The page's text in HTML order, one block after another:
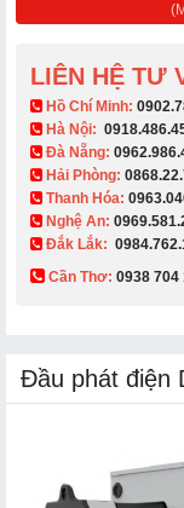
LIÊN HỆ TƯ
​ Hồ Chí Minh:
Hà Nội:
Đà Nẵng:
Hải Phòng:
Thanh Hóa:
Nghệ An:
Đắk Lắk:
Cần Thơ: 0938 704
Đầu phát điện